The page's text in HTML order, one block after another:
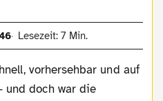
Lesezeit: 7 Min.
vorhersehbar und auf
und doch war die